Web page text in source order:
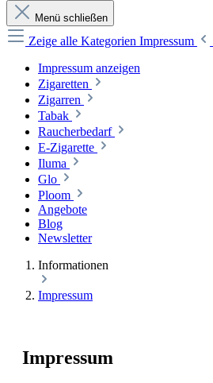
Menü schließen
Zeige alle Kategorien Impressum
Impressum anzeigen
Zigaretten
Zigarren
Tabak
Raucherbedarf
E-Zigarette
Iluma
Glo
Ploom
Angebote
Blog
Newsletter
Informationen
Impressum
Impressum